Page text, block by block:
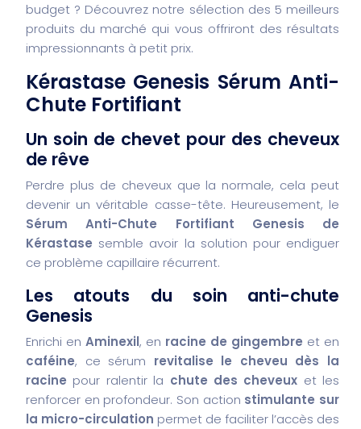
budget ? Découvrez notre sélection des 5 meilleurs
produits du marché qui vous offriront des résultats
impressionnants à petit prix.
Kérastase Genesis Sérum Anti-
Chute Fortifiant
Un soin de chevet pour des cheveux
de rêve
Perdre plus de cheveux que la normale, cela peut
devenir un véritable casse-tête. Heureusement, le
Sérum Anti-Chute Fortifiant Genesis de
Kérastase semble avoir la solution pour endiguer
ce problème capillaire récurrent.
Les atouts du soin anti-chute
Genesis
Enrichi en Aminexil, en racine de gingembre et en
caféine, ce sérum revitalise le cheveu dès la
racine pour ralentir la chute des cheveux et les
renforcer en profondeur. Son action stimulante sur
la micro-circulation permet de faciliter l’accès des